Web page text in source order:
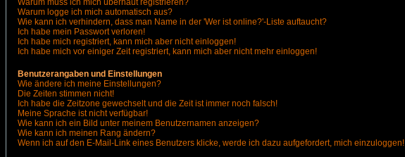
Warum muss ich mich überhaut registrieren?
Warum logge ich mich automatisch aus?
Wie kann ich verhindern, dass man Name in der 'Wer ist online?'-Liste auftaucht?
Ich habe mein Passwort verloren!
Ich habe mich registriert, kann mich aber nicht einloggen!
Ich habe mich vor einiger Zeit registriert, kann mich aber nicht mehr einloggen!
Benutzerangaben und Einstellungen
Wie ändere ich meine Einstellungen?
Die Zeiten stimmen nicht!
Ich habe die Zeitzone gewechselt und die Zeit ist immer noch falsch!
Meine Sprache ist nicht verfügbar!
Wie kann ich ein Bild unter meinem Benutzernamen anzeigen?
Wie kann ich meinen Rang ändern?
Wenn ich auf den E-Mail-Link eines Benutzers klicke, werde ich dazu aufgefordert, mich einzuloggen!